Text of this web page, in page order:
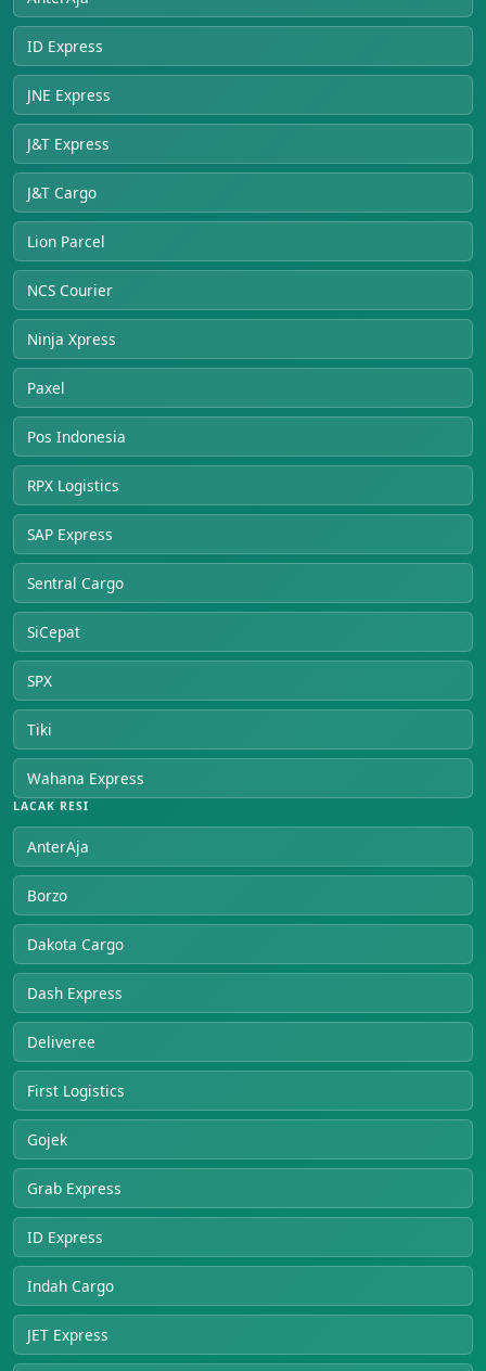
ID Express
JNE Express
J&T Express
J&T Cargo
Lion Parcel
NCS Courier
Ninja Xpress
Paxel
Pos Indonesia
RPX Logistics
SAP Express
Sentral Cargo
SiCepat
SPX
Tiki
Wahana Express
LACAK RESI
AnterAja
Borzo
Dakota Cargo
Dash Express
Deliveree
First Logistics
Gojek
Grab Express
ID Express
Indah Cargo
JET Express